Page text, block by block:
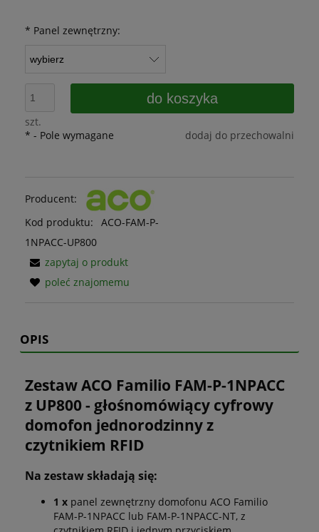
* Panel zewnętrzny:
szt.
do koszyka
dodaj do przechowalni
* - Pole wymagane
Producent:
Kod produktu:
ACO-FAM-P-
1NPACC-UP800
zapytaj o produkt
poleć znajomemu
OPIS
Zestaw ACO Familio FAM-P-1NPACC
z UP800 - głośnomówiący cyfrowy
domofon jednorodzinny z
czytnikiem RFID
Na zestaw składają się:
1 x panel zewnętrzny domofonu ACO Familio
FAM-P-1NPACC lub FAM-P-1NPACC-NT, z